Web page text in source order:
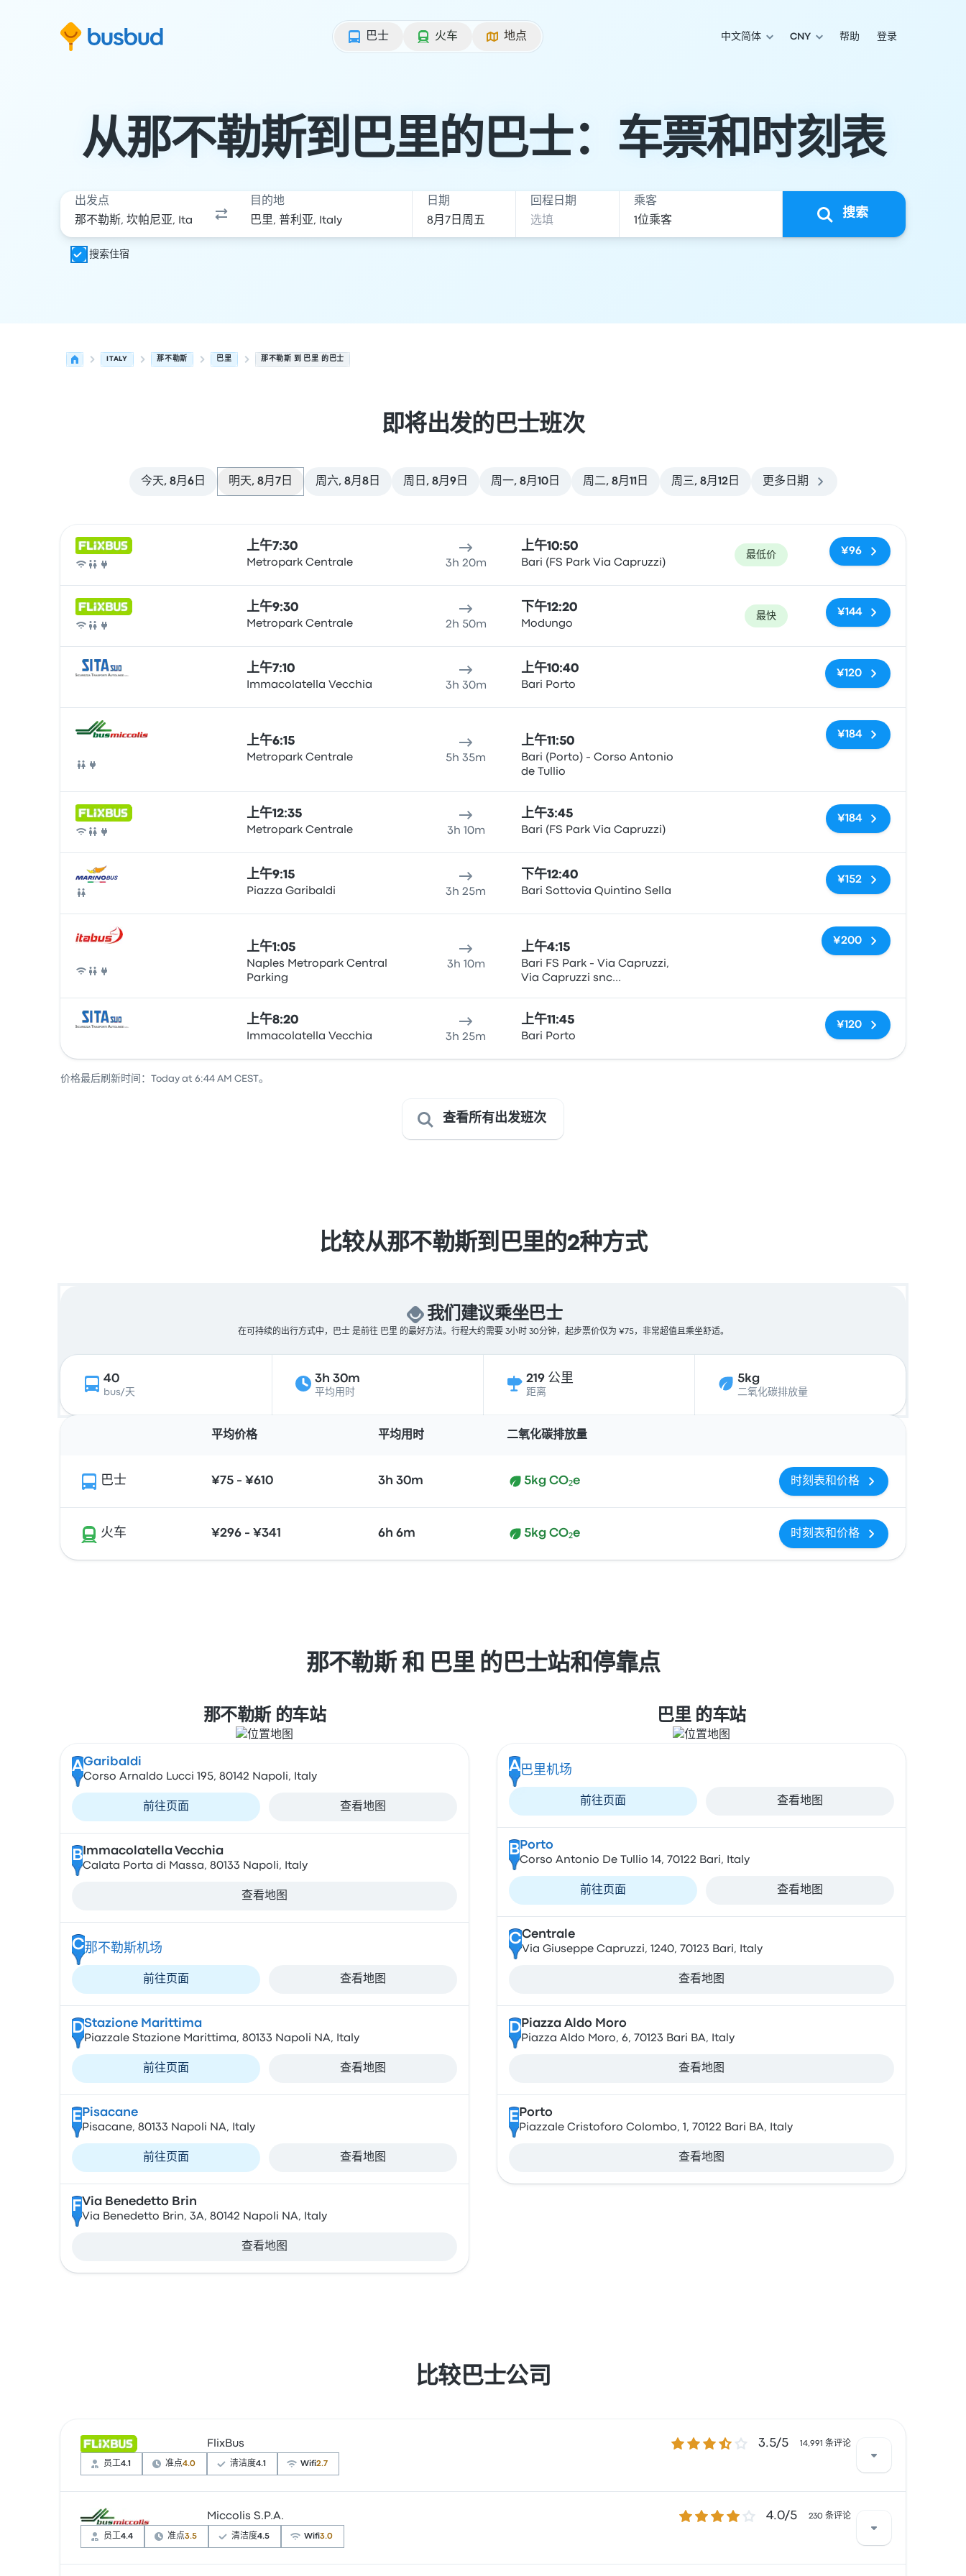
巴士
火车 地点 中文简体 CNY 帮助 登录
从那不勒斯到巴里的巴士：车票和时刻表
出发点 目的地 日期 回程日期 乘客
搜索
搜索住宿
ITALY 那不勒斯 巴里 那不勒斯 到 巴里 的巴士
即将出发的巴士班次
今天, 8月6日 明天, 8月7日 周六, 8月8日 周日, 8月9日 周一, 8月10日 周二, 8月11日 周三, 8月12日 更多日期
巴士
上午7:30
Metropark Centrale 3h 20m
上午10:50
Bari (FS Park Via Capruzzi)
最低价 ¥96
巴士
上午9:30
Metropark Centrale 2h 50m
下午12:20
Modungo
最快 ¥144
上午7:10
Immacolatella Vecchia 3h 30m
上午10:40
Bari Porto
¥120
巴士
上午6:15
Metropark Centrale 5h 35m
上午11:50
Bari (Porto) - Corso Antonio
de Tullio
¥184
巴士
上午12:35
Metropark Centrale 3h 10m
上午3:45
Bari (FS Park Via Capruzzi)
¥184
巴士
上午9:15
Piazza Garibaldi 3h 25m
下午12:40
Bari Sottovia Quintino Sella
¥152
巴士
上午1:05
Naples Metropark Central
Parking
3h 10m
上午4:15
Bari FS Park - Via Capruzzi,
Via Capruzzi snc
¥200
上午8:20
Immacolatella Vecchia 3h 25m
上午11:45
Bari Porto
¥120
价格最后刷新时间：Today at 6:44 AM CEST。
查看所有出发班次
比较从那不勒斯到巴里的2种方式
我们建议乘坐巴士
在可持续的出行方式中，巴士 是前往 巴里 的最好方法。行程大约需要 3小时 30分钟，起步票价仅为 ¥75，非常超值且乘坐舒适。
40
bus/天
3h 30m
平均用时
219 公里
距离
5kg
二氧化碳排放量
平均价格 平均用时 二氧化碳排放量
巴士 ¥75 - ¥610 3h 30m 5kg CO₂e 时刻表和价格
火车 ¥296 - ¥341 6h 6m 5kg CO₂e 时刻表和价格
那不勒斯 和 巴里 的巴士站和停靠点
那不勒斯 的车站
AGaribaldi
Corso Arnaldo Lucci 195, 80142 Napoli, Italy
前往页面 查看地图
B Immacolatella Vecchia
Calata Porta di Massa, 80133 Napoli, Italy
查看地图
C那不勒斯机场
前往页面 查看地图
DStazione Marittima
Piazzale Stazione Marittima, 80133 Napoli NA, Italy
前往页面 查看地图
E Pisacane
Pisacane, 80133 Napoli NA, Italy
前往页面 查看地图
F Via Benedetto Brin
Via Benedetto Brin, 3A, 80142 Napoli NA, Italy
查看地图
巴里 的车站
A巴里机场
前往页面 查看地图
B Porto
Corso Antonio De Tullio 14, 70122 Bari, Italy
前往页面 查看地图
CCentrale
Via Giuseppe Capruzzi, 1240, 70123 Bari, Italy
查看地图
DPiazza Aldo Moro
Piazza Aldo Moro, 6, 70123 Bari BA, Italy
查看地图
E Porto
Piazzale Cristoforo Colombo, 1, 70122 Bari BA, Italy
查看地图
比较巴士公司
FlixBus 3.5 / 5 星 3.5/5 14,991 条评论
员工4.1 准点4.0 清洁度4.1 Wifi2.7
根据 14991 条评论，该公司在 Busbud 上被评为 3.5 颗星。旅客对 车票资源 和 温度 特别满意，但对 无线上网 经常有所抱怨。 FlixBus 在此路线提供的票价为
¥86 起
Miccolis S.P.A. 4.0 / 5 星 4.0/5 230 条评论
员工4.4 准点3.5 清洁度4.5 Wifi3.0